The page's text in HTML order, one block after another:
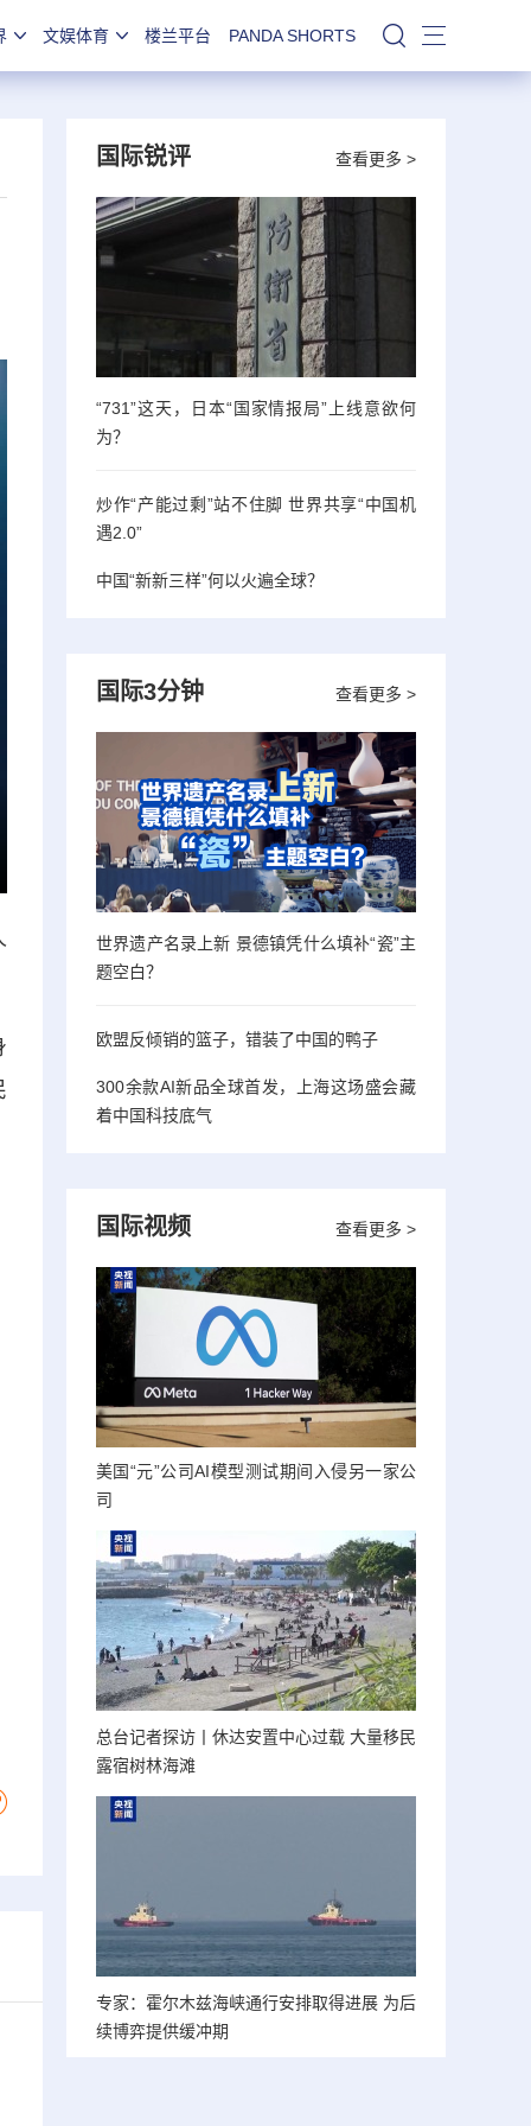
文娱体育 楼兰平台 PANDA SHORTS 站内搜索
查看更多 >
国际锐评
“731”这天，日本“国家情报局”上线意欲何
为？
炒作“产能过剩”站不住脚 世界共享“中国机
遇2.0”
中国“新新三样”何以火遍全球？
查看更多 >
国际3分钟
世界遗产名录上新 景德镇凭什么填补“瓷”主
题空白？
欧盟反倾销的篮子，错装了中国的鸭子
300余款AI新品全球首发，上海这场盛会藏
着中国科技底气
查看更多 >
国际视频
美国“元”公司AI模型测试期间入侵另一家公
司
总台记者探访丨休达安置中心过载 大量移民
露宿树林海滩
专家：霍尔木兹海峡通行安排取得进展 为后
续博弈提供缓冲期